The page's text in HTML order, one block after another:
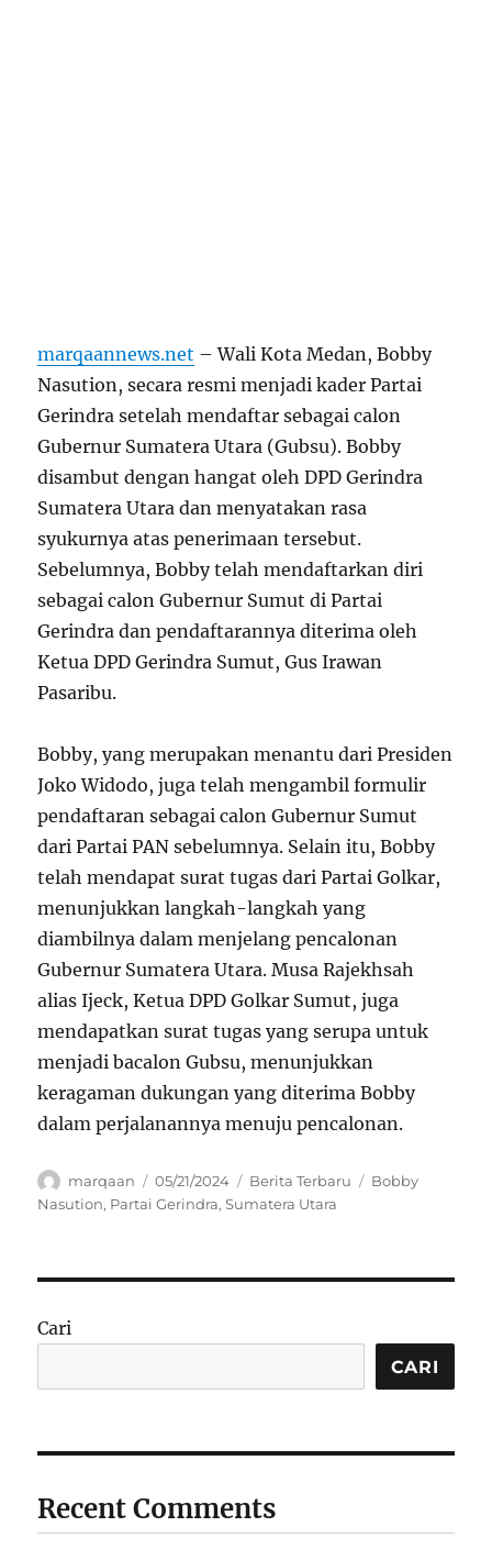
marqaannews.net – Wali Kota Medan, Bobby
Nasution, secara resmi menjadi kader Partai
Gerindra setelah mendaftar sebagai calon
Gubernur Sumatera Utara (Gubsu). Bobby
disambut dengan hangat oleh DPD Gerindra
Sumatera Utara dan menyatakan rasa
syukurnya atas penerimaan tersebut.
Sebelumnya, Bobby telah mendaftarkan diri
sebagai calon Gubernur Sumut di Partai
Gerindra dan pendaftarannya diterima oleh
Ketua DPD Gerindra Sumut, Gus Irawan
Pasaribu.
Bobby, yang merupakan menantu dari Presiden
Joko Widodo, juga telah mengambil formulir
pendaftaran sebagai calon Gubernur Sumut
dari Partai PAN sebelumnya. Selain itu, Bobby
telah mendapat surat tugas dari Partai Golkar,
menunjukkan langkah-langkah yang
diambilnya dalam menjelang pencalonan
Gubernur Sumatera Utara. Musa Rajekhsah
alias Ijeck, Ketua DPD Golkar Sumut, juga
mendapatkan surat tugas yang serupa untuk
menjadi bacalon Gubsu, menunjukkan
keragaman dukungan yang diterima Bobby
dalam perjalanannya menuju pencalonan.
Author
marqaan
Posted
on
05/21/2024 Categories
Berita Terbaru Tags
Bobby
Nasution, Partai Gerindra,Sumatera Utara
Cari
CARI
Recent Comments